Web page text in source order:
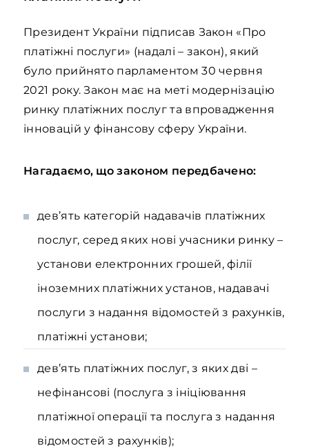
Президент України підписав Закон «Про
платіжні послуги» (надалі – закон), який
було прийнято парламентом 30 червня
2021 року. Закон має на меті модернізацію
ринку платіжних послуг та впровадження
інновацій у фінансову сферу України.
Нагадаємо, що законом передбачено:
дев’ять категорій надавачів платіжних
послуг, серед яких нові учасники ринку –
установи електронних грошей, філії
іноземних платіжних установ, надавачі
послуги з надання відомостей з рахунків,
платіжні установи;
дев’ять платіжних послуг, з яких дві –
нефінансові (послуга з ініціювання
платіжної операції та послуга з надання
відомостей з рахунків);